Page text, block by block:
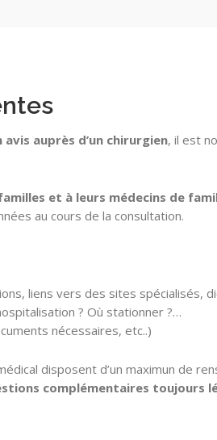
avis auprès d’un chirurgien, il est
et à leurs médecins de
au cours de la consultation.
liens vers des sites spécialisés,
? Où stationner ?…
nécessaires, etc..)
disposent d’un maximun de
complémentaires toujours